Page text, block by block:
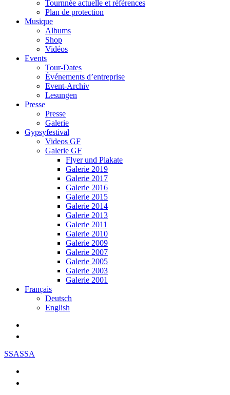
Tournnée actuelle et références
Plan de protection
Musique
Albums
Shop
Vidéos
Events
Tour-Dates
Événements d’entreprise
Event-Archiv
Lesungen
Presse
Presse
Galerie
Gypsyfestival
Videos GF
Galerie GF
Flyer und Plakate
Galerie 2019
Galerie 2017
Galerie 2016
Galerie 2015
Galerie 2014
Galerie 2013
Galerie 2011
Galerie 2010
Galerie 2009
Galerie 2007
Galerie 2005
Galerie 2003
Galerie 2001
Français
Deutsch
English
SSASSA